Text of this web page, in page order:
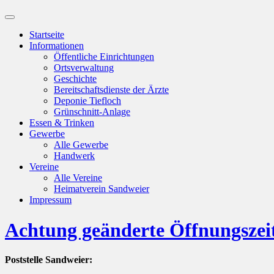
Suchfeld
ein-/ausblenden
Startseite
Informationen
Öffentliche Einrichtungen
Ortsverwaltung
Geschichte
Bereitschaftsdienste der Ärzte
Deponie Tiefloch
Grünschnitt-Anlage
Essen & Trinken
Gewerbe
Alle Gewerbe
Handwerk
Vereine
Alle Vereine
Heimatverein Sandweier
Impressum
Achtung geänderte
Poststelle Sandweier: